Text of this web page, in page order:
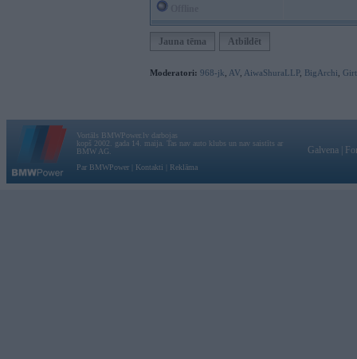
Jauna tēma Atbildēt
Moderatori: 968-jk AV AiwaShuraLLP, BigArchi
Vortāls BMWPower.lv darbojas
kopš 2002. gada 14. maija. Tas nav auto klubs un nav saistīts ar
BMW AG.
Par BMWPower
Kontakti Reklāma
Galvena